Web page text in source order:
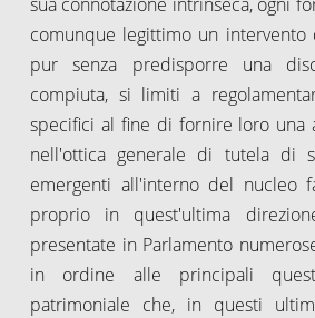
comunque legittimo un intervento
pur senza predisporre una
compiuta, si limiti a
specifici al fine di fornire loro una
nell'ottica generale di tutela di
emergenti all'interno del nucleo
proprio in quest'ultima
presentate in Parlamento
in ordine alle principali
patrimoniale che, in questi